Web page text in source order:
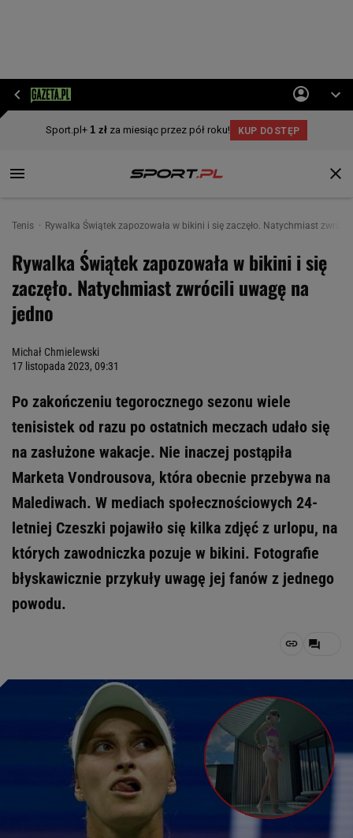
Tenis Rywalka Świątek zapozowała w bikini i się zaczęło. Natychmiast
Rywalka Świątek zapozowała w bikini i się
zaczęło. Natychmiast zwrócili uwagę na
jedno
Michał Chmielewski
17 listopada 2023, 09:31
Po zakończeniu tegorocznego sezonu wiele
tenisistek od razu po ostatnich meczach udało się
na zasłużone wakacje. Nie inaczej postąpiła
Marketa Vondrousova, która obecnie przebywa na
Malediwach. W mediach społecznościowych 24-
letniej Czeszki pojawiło się kilka zdjęć z urlopu, na
których zawodniczka pozuje w bikini. Fotografie
błyskawicznie przykuły uwagę jej fanów z jednego
powodu.